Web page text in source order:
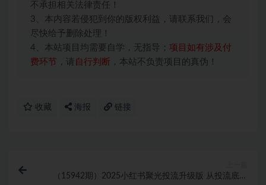
不承担相关法律责任！
3、本内容若侵犯到你的版权利益，请联系我们，会
尽快给予删除处理！
4、本站项目均需要自学，无指导； 项目如有涉及付
费环节 ，请 自行判断 ，本站不负责项目的真伪！
收藏 海报 链接
（15942期）2025小红书聚光投流升级版 从投流底层